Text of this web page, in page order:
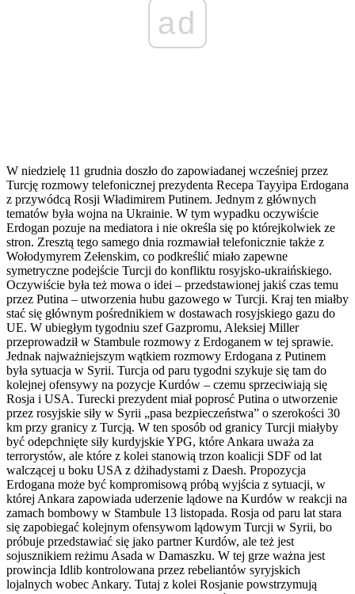
ad
W niedzielę 11 grudnia doszło do zapowiadanej wcześniej przez
Turcję rozmowy telefonicznej prezydenta Recepa Tayyipa Erdogana
z przywódcą Rosji Władimirem Putinem. Jednym z głównych
tematów była wojna na Ukrainie. W tym wypadku oczywiście
Erdogan pozuje na mediatora i nie określa się po którejkolwiek ze
stron. Zresztą tego samego dnia rozmawiał telefonicznie także z
Wołodymyrem Zełenskim, co podkreślić miało zapewne
symetryczne podejście Turcji do konfliktu rosyjsko-ukraińskiego.
Oczywiście była też mowa o idei – przedstawionej jakiś czas temu
przez Putina – utworzenia hubu gazowego w Turcji. Kraj ten miałby
stać się głównym pośrednikiem w dostawach rosyjskiego gazu do
UE. W ubiegłym tygodniu szef Gazpromu, Aleksiej Miller
przeprowadził w Stambule rozmowy z Erdoganem w tej sprawie.
Jednak najważniejszym wątkiem rozmowy Erdogana z Putinem
była sytuacja w Syrii. Turcja od paru tygodni szykuje się tam do
kolejnej ofensywy na pozycje Kurdów – czemu sprzeciwiają się
Rosja i USA. Turecki prezydent miał poprosć Putina o utworzenie
przez rosyjskie siły w Syrii „pasa bezpieczeństwa” o szerokości 30
km przy granicy z Turcją. W ten sposób od granicy Turcji miałyby
być odepchnięte siły kurdyjskie YPG, które Ankara uważa za
terrorystów, ale które z kolei stanowią trzon koalicji SDF od lat
walczącej u boku USA z dżihadystami z Daesh. Propozycja
Erdogana może być kompromisową próbą wyjścia z sytuacji, w
której Ankara zapowiada uderzenie lądowe na Kurdów w reakcji na
zamach bombowy w Stambule 13 listopada. Rosja od paru lat stara
się zapobiegać kolejnym ofensywom lądowym Turcji w Syrii, bo
próbuje przedstawiać się jako partner Kurdów, ale też jest
sojusznikiem reżimu Asada w Damaszku. W tej grze ważna jest
prowincja Idlib kontrolowana przez rebeliantów syryjskich
lojalnych wobec Ankary. Tutaj z kolei Rosjanie powstrzymują